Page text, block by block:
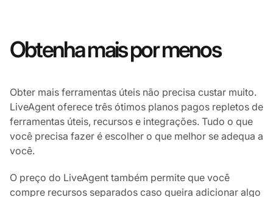
Obtenha mais por menos
Obter mais ferramentas úteis não precisa custar muito.
LiveAgent oferece três ótimos planos pagos repletos de
ferramentas úteis, recursos e integrações. Tudo o que
você precisa fazer é escolher o que melhor se adequa a
você.
O preço do LiveAgent também permite que você
compre recursos separados caso queira adicionar algo